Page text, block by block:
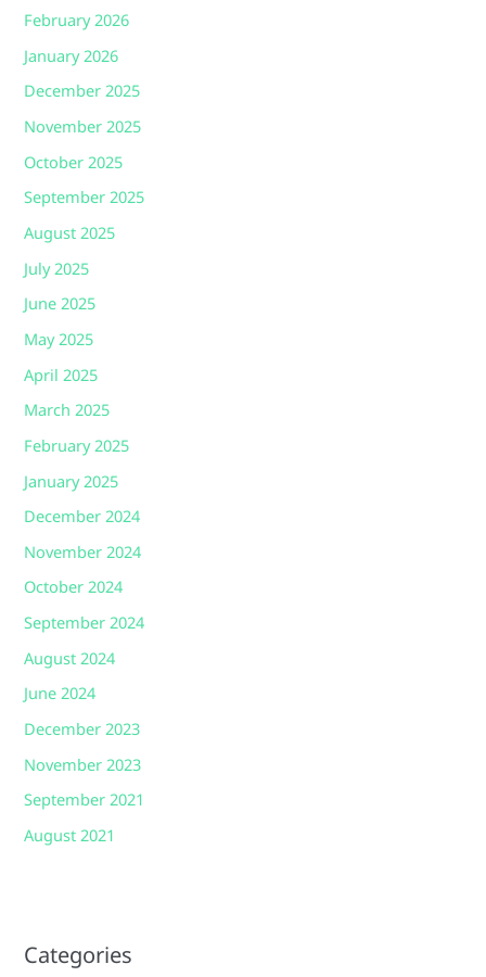
February 2026
January 2026
December 2025
November 2025
October 2025
September 2025
August 2025
July 2025
June 2025
May 2025
April 2025
March 2025
February 2025
January 2025
December 2024
November 2024
October 2024
September 2024
August 2024
June 2024
December 2023
November 2023
September 2021
August 2021
Categories